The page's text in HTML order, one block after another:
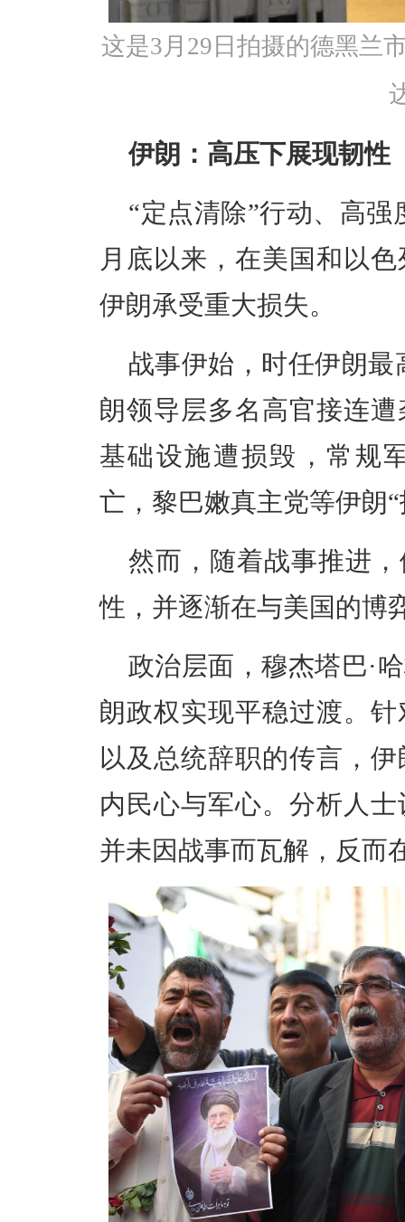
这是3月29日拍摄的德黑兰
伊朗：高压下展现韧性
“定点清除”行动、高
月底以来，在美国和以
伊朗承受重大损失。
战事伊始，时任伊朗最
朗领导层多名高官接连
基础设施遭损毁，常规
亡，黎巴嫩真主党等伊朗
然而，随着战事推进
性，并逐渐在与美国的博
政治层面，穆杰塔巴·
朗政权实现平稳过渡。
以及总统辞职的传言，
内民心与军心。分析人
并未因战事而瓦解，反而